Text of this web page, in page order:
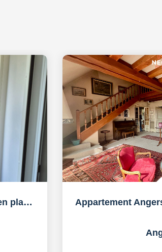
Appartement T2 avec locataire en place-idéal investissement...